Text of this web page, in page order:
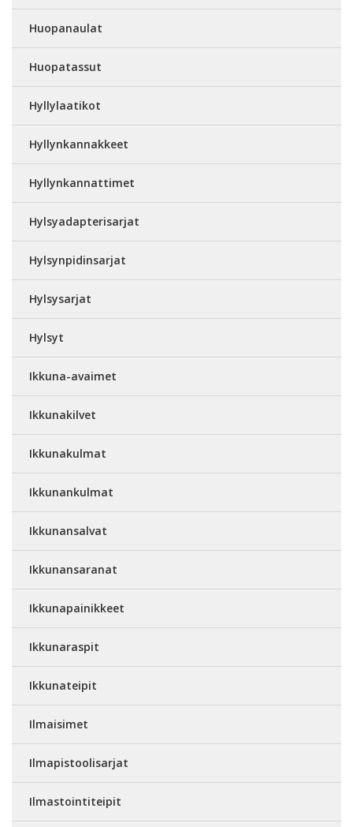
Huopanaulat
Huopatassut
Hyllylaatikot
Hyllynkannakkeet
Hyllynkannattimet
Hylsyadapterisarjat
Hylsynpidinsarjat
Hylsysarjat
Hylsyt
Ikkuna-avaimet
Ikkunakilvet
Ikkunakulmat
Ikkunankulmat
Ikkunansalvat
Ikkunansaranat
Ikkunapainikkeet
Ikkunaraspit
Ikkunateipit
Ilmaisimet
Ilmapistoolisarjat
Ilmastointiteipit